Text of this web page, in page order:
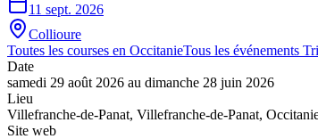
11 sept. 2026
Collioure
Toutes les courses en OccitanieTous les événements
Date
samedi 29 août 2026 au dimanche 28 juin 2026
Lieu
Villefranche-de-Panat, Villefranche-de-Panat,
Site web